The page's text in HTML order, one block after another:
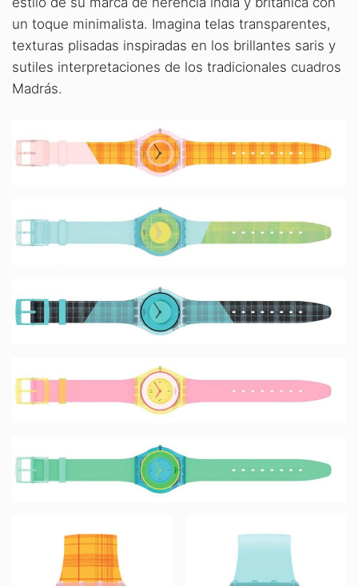
un toque minimalista. Imagina telas transparentes,
texturas plisadas inspiradas en los brillantes saris y
sutiles interpretaciones de los tradicionales cuadros
Madrás.